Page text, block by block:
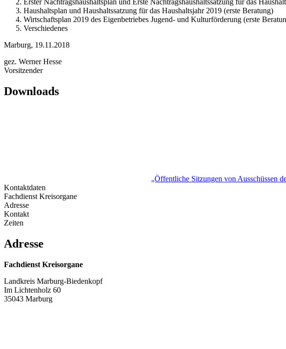
Erster Nachtragshaushaltsplan und Erste Nachtragshaushaltssatzung für das
Haushaltsplan und Haushaltssatzung für das Haushaltsjahr 2019 (erste Beratung)
Wirtschaftsplan 2019 des Eigenbetriebes Jugend- und Kulturförderung (erste
Verschiedenes
Marburg, 19.11.2018
gez. Werner Hesse
Vorsitzender
Downloads
„Öffentliche Sitzungen von Ausschüssen
Kontaktdaten
Fachdienst Kreisorgane
Adresse
Kontakt
Zeiten
Adresse
Fachdienst Kreisorgane
Landkreis Marburg-Biedenkopf
Im Lichtenholz 60
35043 Marburg